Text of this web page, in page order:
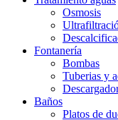
Osmosis
Fontanería
Bombas
Tuberias y
Baños
Platos de